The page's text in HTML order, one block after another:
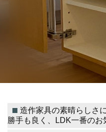
造作家具の素晴らしさ
勝手も良く、LDK一番のお